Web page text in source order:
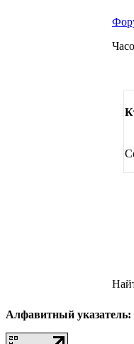
Алфавитный указатель: